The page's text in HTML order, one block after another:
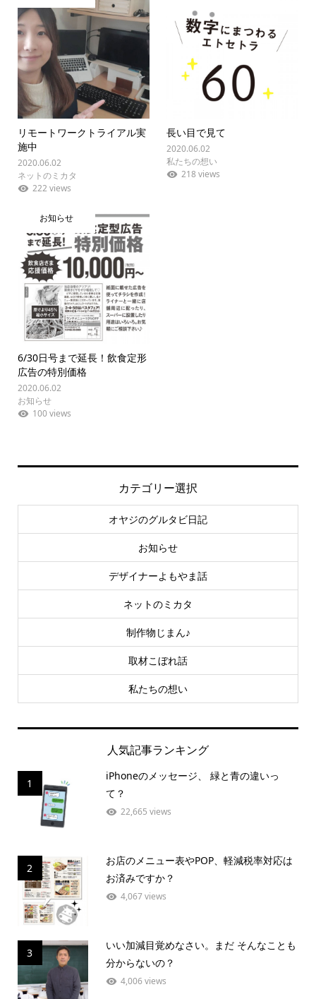
リモートワークトライアル実
施中
2020.06.02
ネットのミカタ
222 views
長い目で見て
2020.06.02
私たちの想い
218 views
お知らせ
6/30日号まで延長！飲食定形
広告の特別価格
2020.06.02
お知らせ
100 views
カテゴリー選択
オヤジのグルタビ日記
お知らせ
デザイナーよもやま話
ネットのミカタ
制作物じまん♪
取材こぼれ話
私たちの想い
人気記事ランキング
1
iPhoneのメッセージ、 緑と青の違いっ
て？
22,665 views
2
お店のメニュー表やPOP、軽減税率対応は
お済みですか？
4,067 views
3
いい加減目覚めなさい。まだ そんなことも
分からないの？
4,006 views